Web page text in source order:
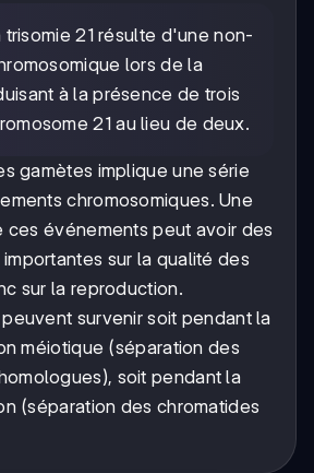
trisomie 21 résulte d'une non-
lors de la
à la présence de trois
21 au lieu de deux.
gamètes implique une série
chromosomiques. Une
ces événements peut avoir des
sur la qualité des
sur la reproduction.
survenir soit pendant la
méiotique (séparation des
soit pendant la
(séparation des chromatides